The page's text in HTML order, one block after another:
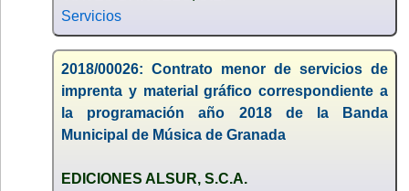
Servicios
2018/00026: Contrato menor de servicios de
imprenta y material gráfico correspondiente a
la programación año 2018 de la Banda
Municipal de Música de Granada
EDICIONES ALSUR, S.C.A.